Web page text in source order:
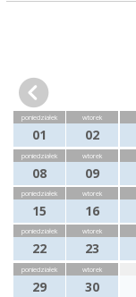
poniedziałek
01
wtorek
02
poniedziałek
08
wtorek
09
poniedziałek
15
wtorek
16
poniedziałek
22
wtorek
23
poniedziałek
29
wtorek
30